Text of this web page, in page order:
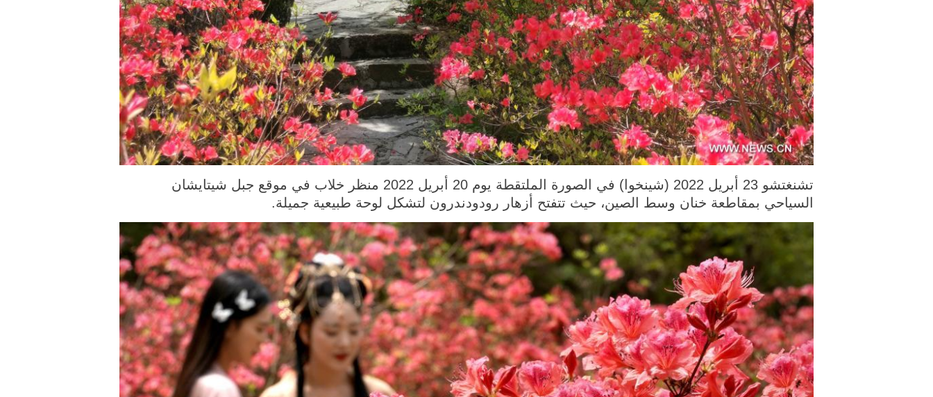
تشنغتشو 23 أبريل 2022 (شينخوا) في الصورة الملتقطة يوم 20 أبريل 2022 منظر خلاب في موقع جبل شيتايشان
السياحي بمقاطعة خنان وسط الصين، حيث تتفتح أزهار رودودندرون لتشكل لوحة طبيعية جميلة.